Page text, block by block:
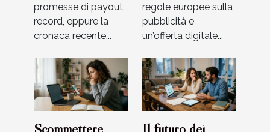
promesse di payout
record, eppure la
cronaca recente...
regole europee sulla
pubblicità e
un’offerta digitale...